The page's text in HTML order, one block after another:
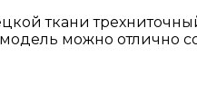
ткани
можно